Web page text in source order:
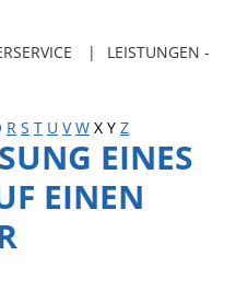
Media
LEISTUNGEN -
R S T U V W X Y Z
EINES
EINEN